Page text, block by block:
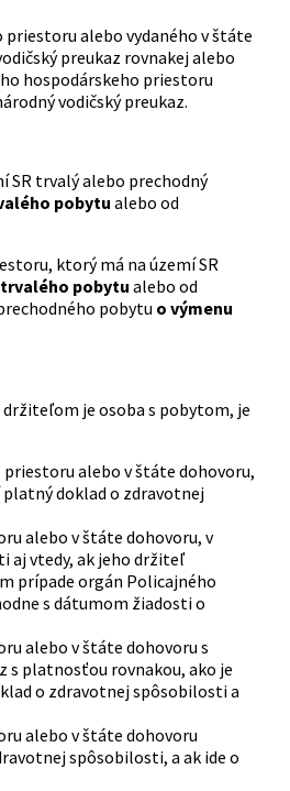
priestoru alebo vydaného v štáte
preukaz rovnakej alebo
hospodárskeho priestoru
vodičský preukaz.
SR trvalý alebo prechodný
pobytu alebo od
ktorý má na území SR
trvalého pobytu alebo od
pobytu o výmenu
je osoba s pobytom, je
alebo v štáte dohovoru,
platný doklad o zdravotnej
alebo v štáte dohovoru, v
aj vtedy, ak jeho držiteľ
prípade orgán Policajného
s dátumom žiadosti o
alebo v štáte dohovoru s
s platnosťou rovnakou, ako je
o zdravotnej spôsobilosti a
alebo v štáte dohovoru
spôsobilosti, a ak ide o